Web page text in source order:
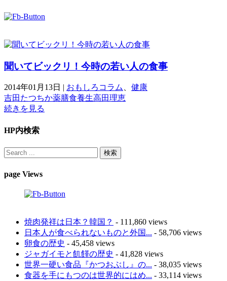
聞いてビックリ！今時の若い人の食事
2014年01月13日 | おもしろコラム
健康
吉田たつちか薬膳食養生高田理恵
続きを見る
HP内検索
page Views
焼肉発祥は日本？韓国？ - 111,860 views
日本人が食べられないものと外国... - 58,706 views
卵食の歴史 - 45,458 views
ジャガイモと飢饉の歴史 - 41,828 views
世界一硬い食品『かつおぶし』の... - 38,035 views
食器を手にもつのは世界的にはめ... - 33,114 views